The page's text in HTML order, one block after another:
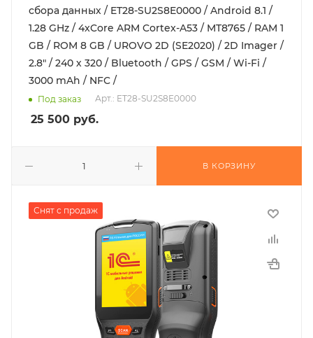
сбора данных / ET28-SU2S8E0000 / Android 8.1 /
1.28 GHz / 4xCore ARM Cortex-A53 / MT8765 / RAM 1
GB / ROM 8 GB / UROVO 2D (SE2020) / 2D Imager /
2.8" / 240 х 320 / Bluetooth / GPS / GSM / Wi-Fi /
3000 mAh / NFC /
Под заказ Арт.: ET28-SU2S8E0000
25 500 руб.
В КОРЗИНУ
Снят с продаж